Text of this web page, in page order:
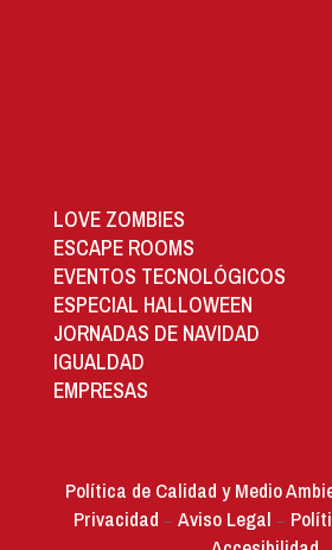
LOVE ZOMBIES
ESCAPE ROOMS
EVENTOS TECNOLÓGICOS
ESPECIAL HALLOWEEN
JORNADAS DE NAVIDAD
IGUALDAD
EMPRESAS
Política de Calidad y Medio
Privacidad – Aviso Legal –